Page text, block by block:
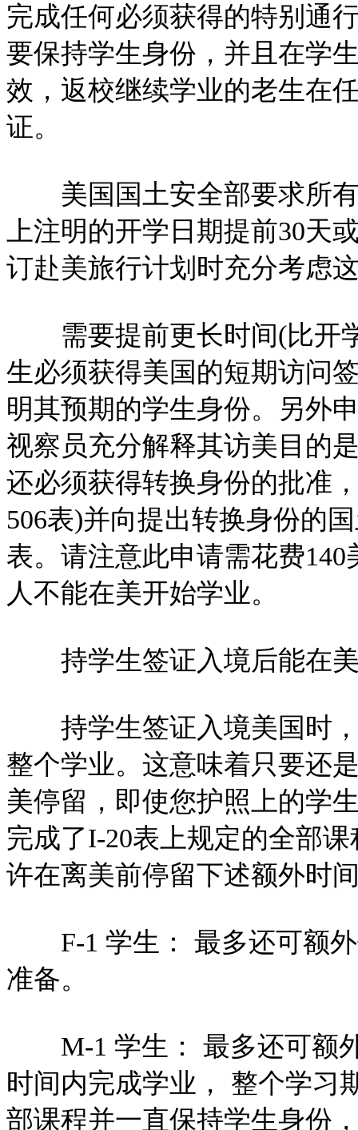
完成任何必须获得的特别通
要保持学生身份，并且在学
效，返校继续学业的老生在
证。
美国国土安全部要求所有
上注明的开学日期提前30天
订赴美旅行计划时充分考虑
需要提前更长时间(比开
生必须获得美国的短期访问
明其预期的学生身份。另外
视察员充分解释其访美目的
还必须获得转换身份的批准
506表)并向提出转换身份的
表。请注意此申请需花费
人不能在美开始学业。
持学生签证入境后能在美
持学生签证入境美国时，
整个学业。这意味着只要还
美停留，即使您护照上的学
完成了I-20表上规定的全部
许在离美前停留下述额外时
F-1 学生： 最多还可额外
准备。
M-1 学生： 最多还可额外
时间内完成学业， 整个学习
部课程并一直保持学生身份